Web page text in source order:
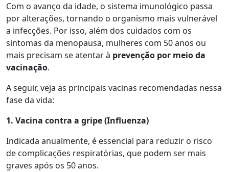
Com o avanço da idade, o sistema imunológico passa
por alterações, tornando o organismo mais vulnerável
a infecções. Por isso, além dos cuidados com os
sintomas da menopausa, mulheres com 50 anos ou
mais precisam se atentar à prevenção por meio da
vacinação.
A seguir, veja as principais vacinas recomendadas nessa
fase da vida:
1. Vacina contra a gripe (Influenza)
Indicada anualmente, é essencial para reduzir o risco
de complicações respiratórias, que podem ser mais
graves após os 50 anos.